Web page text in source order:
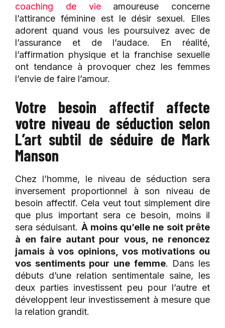
coaching de vieamoureuse concerne
l’attirance féminine est le désir sexuel. Elles
adorent quand vous les poursuivez avec de
l’assurance et de l’audace. En réalité,
l’affirmation physique et la franchise sexuelle
ont tendance à provoquer chez les femmes
l’envie de faire l’amour.
Votre besoin affectif affecte
votre niveau de séduction selon
L’art subtil de séduire de Mark
Manson
Chez l’homme, le niveau de séduction sera
inversement proportionnel à son niveau de
besoin affectif. Cela veut tout simplement dire
que plus important sera ce besoin, moins il
sera séduisant. À moins qu’elle ne soit prête
à en faire autant pour vous, ne renoncez
jamais à vos opinions, vos motivations ou
vos sentiments pour une femme. Dans les
débuts d’une relation sentimentale saine, les
deux parties investissent peu pour l’autre et
développent leur investissement à mesure que
la relation grandit.